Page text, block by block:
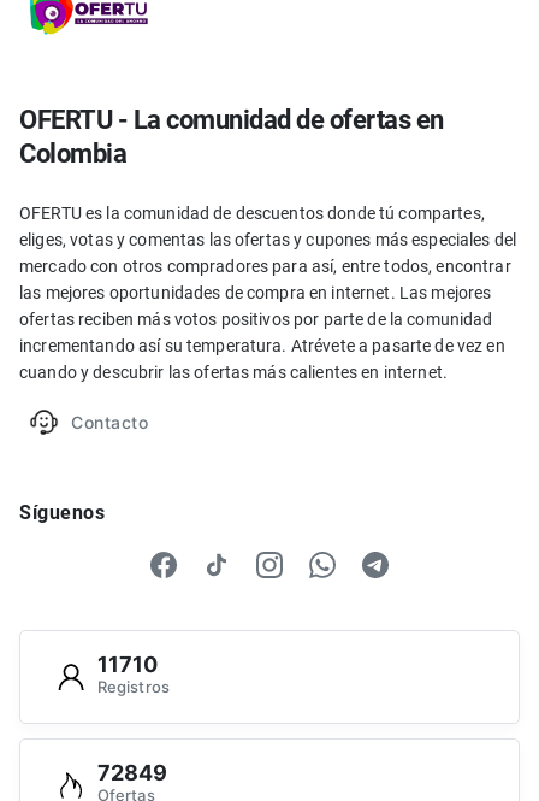
OFERTU - La comunidad de ofertas en
Colombia
OFERTU es la comunidad de descuentos donde tú compartes,
eliges, votas y comentas las ofertas y cupones más especiales del
mercado con otros compradores para así, entre todos, encontrar
las mejores oportunidades de compra en internet. Las mejores
ofertas reciben más votos positivos por parte de la comunidad
incrementando así su temperatura. Atrévete a pasarte de vez en
cuando y descubrir las ofertas más calientes en internet.
Contacto
Síguenos
11710
Registros
72849
Ofertas